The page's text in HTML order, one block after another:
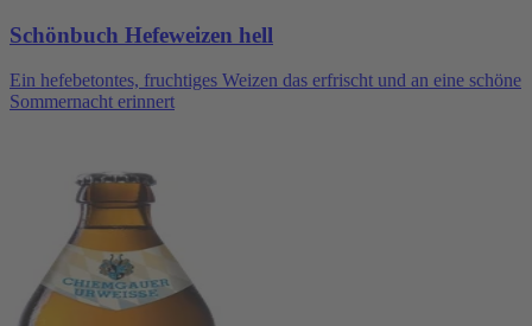
Schönbuch Hefeweizen hell
Ein hefebetontes, fruchtiges Weizen das erfrischt und an eine schöne
Sommernacht erinnert